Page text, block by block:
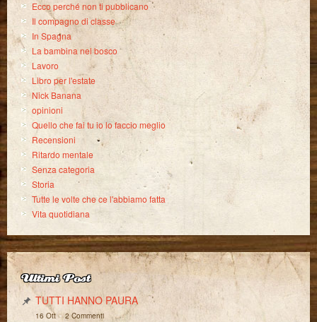
Ecco perché non ti pubblicano
Il compagno di classe
In Spagna
La bambina nel bosco
Lavoro
Libro per l'estate
Nick Banana
opinioni
Quello che fai tu io lo faccio meglio
Recensioni
Ritardo mentale
Senza categoria
Storia
Tutte le volte che ce l'abbiamo fatta
Vita quotidiana
Ultimi Post
TUTTI HANNO PAURA
16 Ott-2 Commenti